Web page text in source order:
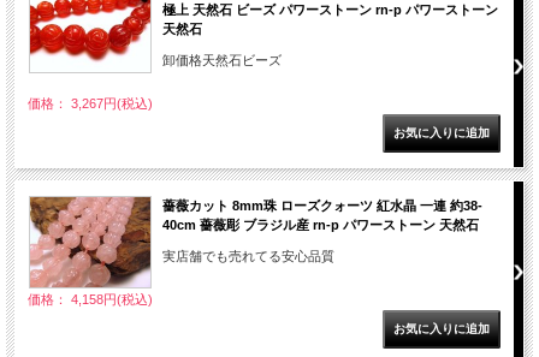
極上 天然石 ビーズ パワーストーン rn-p パワーストーン
天然石
卸価格天然石ビーズ
価格： 3,267円(税込)
薔薇カット 8mm珠 ローズクォーツ 紅水晶 一連 約38-
40cm 薔薇彫 ブラジル産 rn-p パワーストーン 天然石
実店舗でも売れてる安心品質
価格： 4,158円(税込)